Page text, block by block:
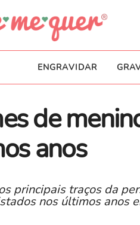
ENGRAVIDAR
de
anos
principais traços da
nos últimos anos